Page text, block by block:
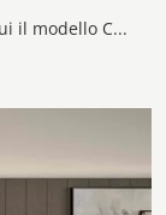
Se vuoi letti matrimoniali imbottiti, ecco qui il modello Chloe in tessuto per impreziosire la camera da letto.